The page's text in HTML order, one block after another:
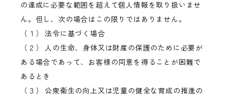
の達成に必要な範囲を超えて個人情報を取り扱いませ
ん。但し、次の場合はこの限りではありません。
（１） 法令に基づく場合
（２） 人の生命、身体又は財産の保護のために必要が
ある場合であって、お客様の同意を得ることが困難で
あるとき
（３） 公衆衛生の向上又は児童の健全な育成の推進の